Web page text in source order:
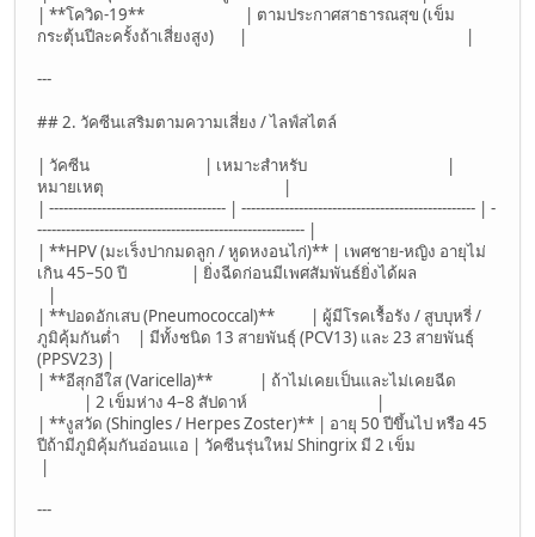
| **โควิด-19** | ตามประกาศสาธารณสุข (เข็ม
กระตุ้นปีละครั้งถ้าเสี่ยงสูง) | |
---
## 2. วัคซีนเสริมตามความเสี่ยง / ไลฟ์สไตล์
| วัคซีน | เหมาะสำหรับ |
หมายเหตุ |
| ------------------------------------- | ------------------------------------------------- | -
-------------------------------------------------------- |
| **HPV (มะเร็งปากมดลูก / หูดหงอนไก่)** | เพศชาย-หญิง อายุไม่
เกิน 45–50 ปี | ยิ่งฉีดก่อนมีเพศสัมพันธ์ยิ่งได้ผล
|
| **ปอดอักเสบ (Pneumococcal)** | ผู้มีโรคเรื้อรัง / สูบบุหรี่ /
ภูมิคุ้มกันต่ำ | มีทั้งชนิด 13 สายพันธุ์ (PCV13) และ 23 สายพันธุ์
(PPSV23) |
| **อีสุกอีใส (Varicella)** | ถ้าไม่เคยเป็นและไม่เคยฉีด
| 2 เข็มห่าง 4–8 สัปดาห์ |
| **งูสวัด (Shingles / Herpes Zoster)** | อายุ 50 ปีขึ้นไป หรือ 45
ปีถ้ามีภูมิคุ้มกันอ่อนแอ | วัคซีนรุ่นใหม่ Shingrix มี 2 เข็ม
|
---